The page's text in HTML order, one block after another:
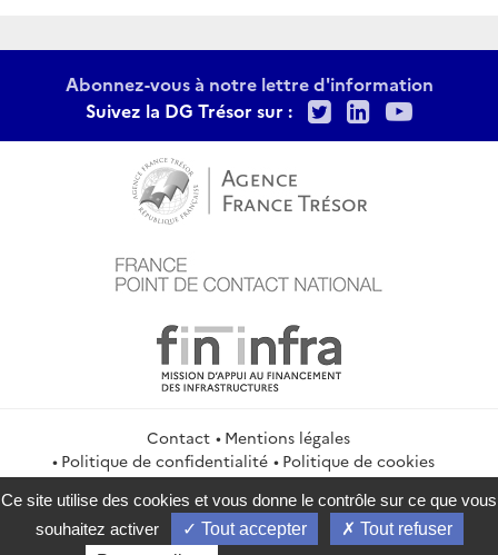
Abonnez-vous à notre lettre d'information
Suivez la DG Trésor sur :
TwitterLinkedIn
Contact
Mentions légales
Politique de confidentialité
Politique de cookies
Gestion des cookies
Flux RSS
service-public.gouv.fr
legifrance.gouv.fr
info.gouv.fr
data.gouv.fr
Ce site utilise des cookies et vous donne le contrôle sur ce que vous
souhaitez activer
Tout accepter
Tout refuser